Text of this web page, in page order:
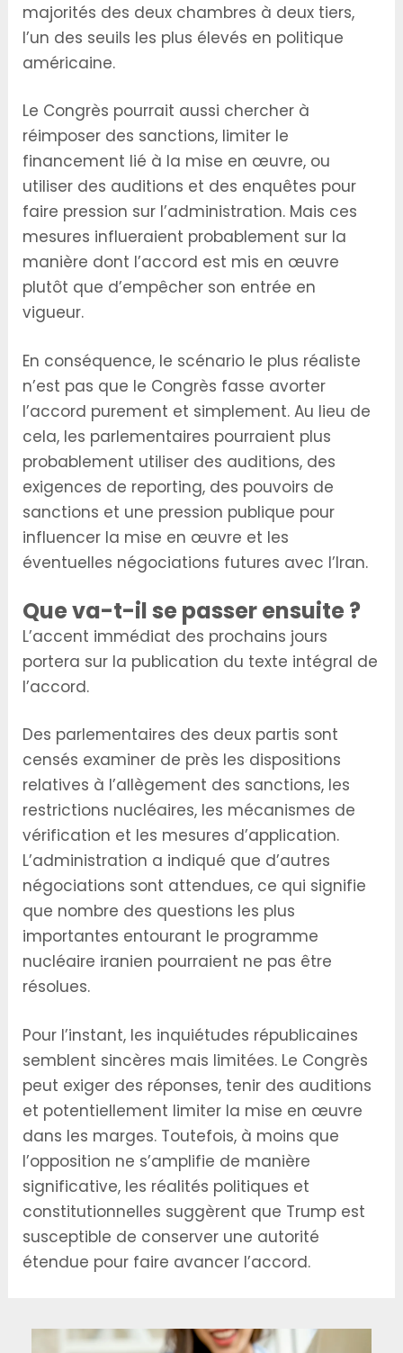
majorités des deux chambres à deux tiers,
l’un des seuils les plus élevés en politique
américaine.
Le Congrès pourrait aussi chercher à
réimposer des sanctions, limiter le
financement lié à la mise en œuvre, ou
utiliser des auditions et des enquêtes pour
faire pression sur l’administration. Mais ces
mesures influeraient probablement sur la
manière dont l’accord est mis en œuvre
plutôt que d’empêcher son entrée en
vigueur.
En conséquence, le scénario le plus réaliste
n’est pas que le Congrès fasse avorter
l’accord purement et simplement. Au lieu de
cela, les parlementaires pourraient plus
probablement utiliser des auditions, des
exigences de reporting, des pouvoirs de
sanctions et une pression publique pour
influencer la mise en œuvre et les
éventuelles négociations futures avec l’Iran.
Que va-t-il se passer ensuite ?
L’accent immédiat des prochains jours
portera sur la publication du texte intégral de
l’accord.
Des parlementaires des deux partis sont
censés examiner de près les dispositions
relatives à l’allègement des sanctions, les
restrictions nucléaires, les mécanismes de
vérification et les mesures d’application.
L’administration a indiqué que d’autres
négociations sont attendues, ce qui signifie
que nombre des questions les plus
importantes entourant le programme
nucléaire iranien pourraient ne pas être
résolues.
Pour l’instant, les inquiétudes républicaines
semblent sincères mais limitées. Le Congrès
peut exiger des réponses, tenir des auditions
et potentiellement limiter la mise en œuvre
dans les marges. Toutefois, à moins que
l’opposition ne s’amplifie de manière
significative, les réalités politiques et
constitutionnelles suggèrent que Trump est
susceptible de conserver une autorité
étendue pour faire avancer l’accord.